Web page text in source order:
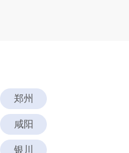
郑州
咸阳
银川